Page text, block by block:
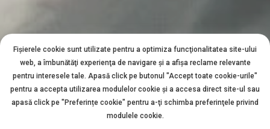
Fișierele cookie sunt utilizate pentru a optimiza funcţionalitatea site-ului
web, a îmbunătăţi experienţa de navigare şi a afişa reclame relevante
pentru interesele tale. Apasă click pe butonul "Accept toate cookie-urile"
pentru a accepta utilizarea modulelor cookie şi a accesa direct site-ul sau
apasă click pe "Preferințe cookie" pentru a-ţi schimba preferinţele privind
modulele cookie.